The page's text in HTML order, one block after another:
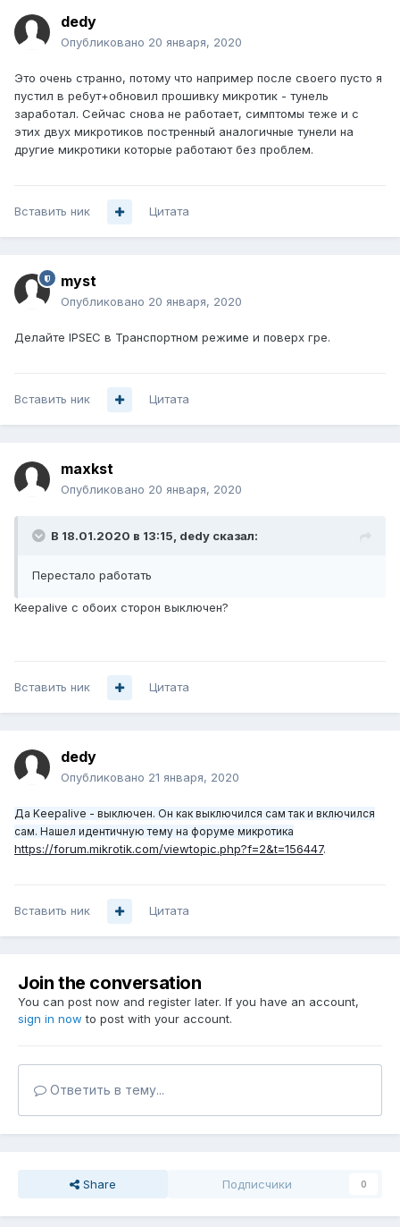
dedy
Опубликовано 20 января, 2020
Это очень странно, потому что например после своего пусто я
пустил в ребут+обновил прошивку микротик - тунель
заработал. Сейчас снова не работает, симптомы теже и с
этих двух микротиков постренный аналогичные тунели на
другие микротики которые работают без проблем.
Вставить ник Цитата
myst
Опубликовано 20 января, 2020
Делайте IPSEC в Транспортном режиме и поверх гре.
Вставить ник Цитата
maxkst
Опубликовано 20 января, 2020
В 18.01.2020 в 13:15, dedy сказал:
Перестало работать
Keepalive с обоих сторон выключен?
Вставить ник Цитата
dedy
Опубликовано 21 января, 2020
Да Keepalive - выключен. Он как выключился сам так и включился
сам. Нашел идентичную тему на форуме микротика
https://forum.mikrotik.com/viewtopic.php?f=2&t=156447.
Вставить ник Цитата
Join the conversation
You can post now and register later. If you have an account,
sign in now to post with your account.
Ответить в тему...
Share Подписчики 0